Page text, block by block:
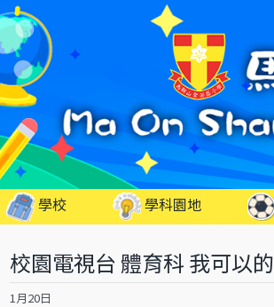
學校 學科園地
校園電視台 體育科 我可以的
1月20日